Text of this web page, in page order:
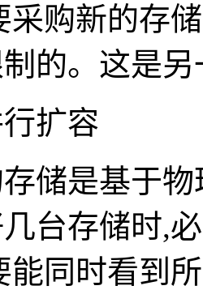
采购新的存
的。这是
扩容
是基于物
台存储时,
能同时看到